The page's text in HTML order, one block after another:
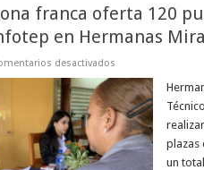
franca oferta 120
en Hermanas
desactivadosen
de
zona
franca
oferta
120
puestos
de
plazas
un